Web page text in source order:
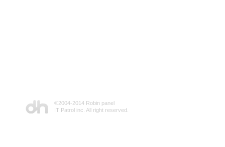
©2004-2014 Robin panel
IT Patrol inc. All right reserved.